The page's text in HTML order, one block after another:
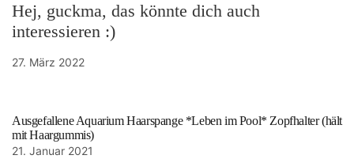
Hej, guckma, das könnte dich auch
interessieren :)
27. März 2022
Ausgefallene Aquarium Haarspange *Leben im Pool* Zopfhalter (hält
mit Haargummis)
21. Januar 2021